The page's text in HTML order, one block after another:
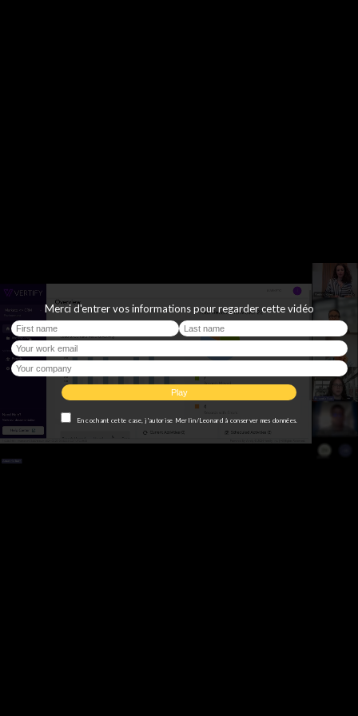
Merci d'entrer vos informations pour regarder cette vidéo
En cochant cette case, j'autorise Merlin/Leonard à conserver mes données.